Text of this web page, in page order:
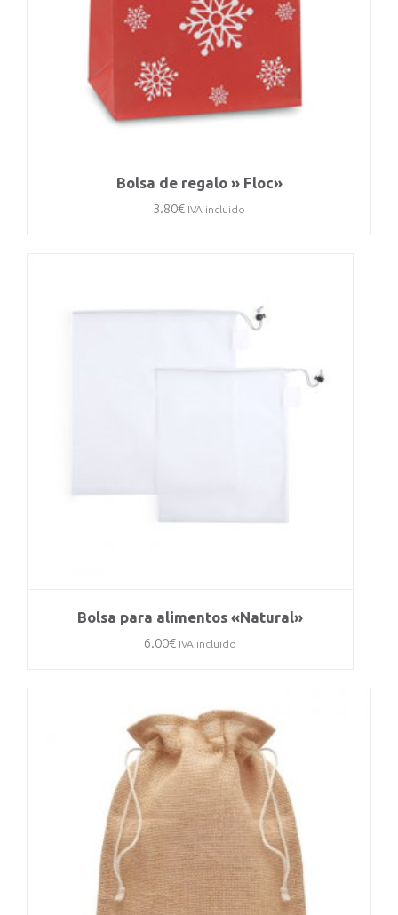
Bolsa de regalo » Floc»
3.80€ IVA incluido
Bolsa para alimentos «Natural»
6.00€ IVA incluido